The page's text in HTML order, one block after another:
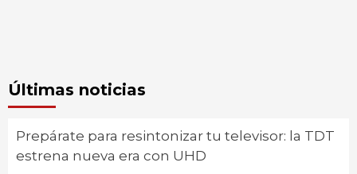
Últimas noticias
Prepárate para resintonizar tu televisor: la TDT
estrena nueva era con UHD